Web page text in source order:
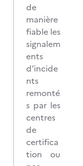
de
manière
fiable les
signalem
ents
d’incide
nts
remonté
s par les
centres
de
certifica
tion ou